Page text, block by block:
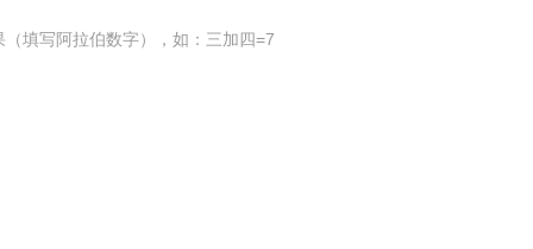
（填写阿拉伯数字），如：三加四=7